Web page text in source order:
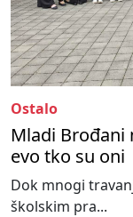
Ostalo
Mladi
evo tko su oni
Dok mnogi
školskim pra...